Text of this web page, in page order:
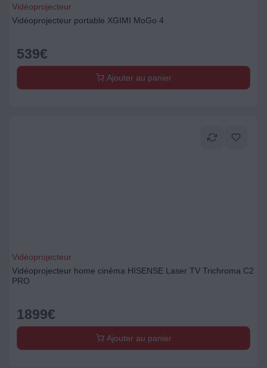
Vidéoprojecteur
Vidéoprojecteur portable XGIMI MoGo 4
539€
Ajouter au panier
Vidéoprojecteur
Vidéoprojecteur home cinéma HISENSE Laser TV Trichroma C2
PRO
1899€
Ajouter au panier